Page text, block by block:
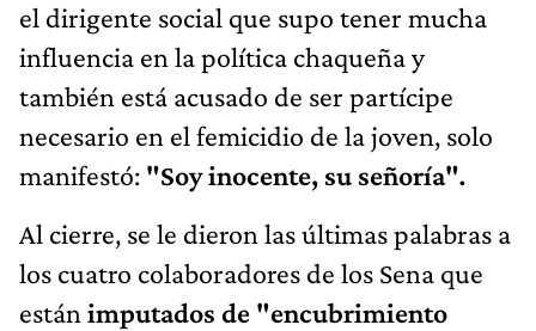
el dirigente social que supo tener mucha
influencia en la política chaqueña y
también está acusado de ser partícipe
necesario en el femicidio de la joven, solo
manifestó: "Soy inocente, su señoría".
Al cierre, se le dieron las últimas palabras a
los cuatro colaboradores de los Sena que
están imputados de "encubrimiento